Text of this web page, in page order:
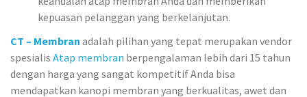
kepuasan pelanggan yang berkelanjutan.
CT – Membran adalah pilihan yang tepat merupakan vendor
spesialis Atap membran berpengalaman lebih dari 15 tahun
dengan harga yang sangat kompetitif Anda bisa
mendapatkan kanopi membran yang berkualitas, awet dan